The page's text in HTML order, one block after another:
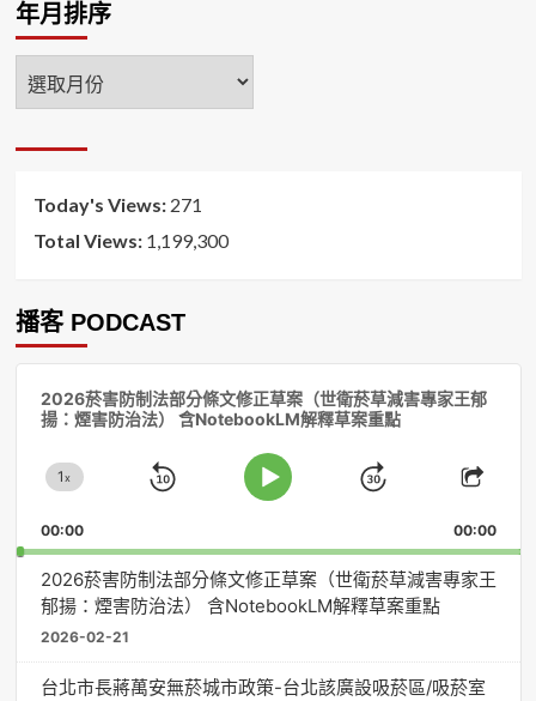
年月排序
年
月
序
Today's Views: 271
Total Views: 1,199,300
播客 PODCAST
2026菸害防制法部分條文修正草案（世衛菸草減害專家王郁
揚：煙害防治法） 含NotebookLM解釋草案重點
Change
Rate
1x
Skip
Play
Jump
Forward
Share
00:00 00:00
2026菸害防制法部分條文修正草案（世衛菸草減害專家王
郁揚：煙害防治法） 含NotebookLM解釋草案重點
2026-02-21
台北市長蔣萬安無菸城市政策-台北該廣設吸菸區/吸菸室